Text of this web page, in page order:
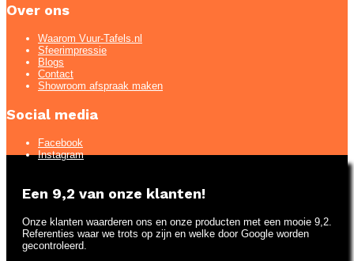
Over ons
Waarom Vuur-Tafels.nl
Sfeerimpressie
Blogs
Contact
Showroom afspraak maken
Social media
Facebook
Instagram
Een 9,2 van onze klanten!
Onze klanten waarderen ons en onze producten met een mooie 9,2.
Referenties waar we trots op zijn en welke door Google worden
gecontroleerd.